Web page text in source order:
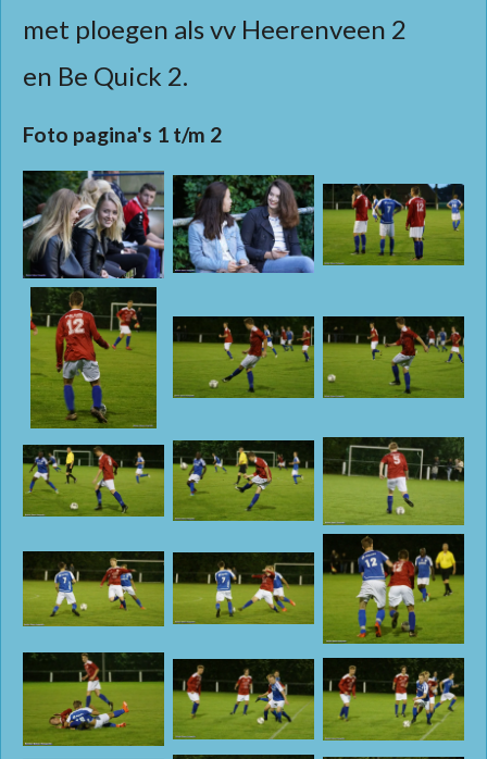
met ploegen als vv Heerenveen 2
en Be Quick 2.
Foto pagina's 1 t/m 2